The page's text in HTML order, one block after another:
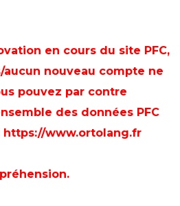
en cours du site PFC,
aucun nouveau compte ne
pouvez par contre
des données PFC
https://www.ortolang.fr